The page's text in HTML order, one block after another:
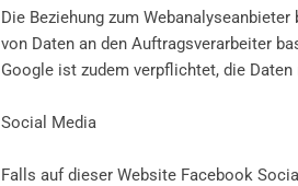
Die Beziehung zum
von Daten an den Auftragsverarbeiter
Google ist zudem verpflichtet, die
Social Media
Falls auf dieser Website Facebook